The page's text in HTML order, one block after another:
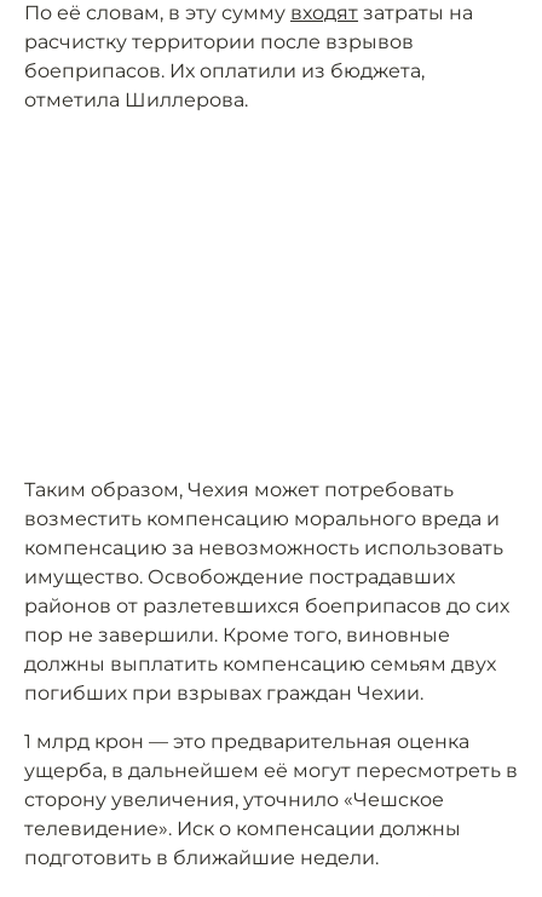
По её словам, в эту сумму входят затраты на
расчистку территории после взрывов
боеприпасов. Их оплатили из бюджета,
отметила Шиллерова.
Таким образом, Чехия может потребовать
возместить компенсацию морального вреда и
компенсацию за невозможность использовать
имущество. Освобождение пострадавших
районов от разлетевшихся боеприпасов до сих
пор не завершили. Кроме того, виновные
должны выплатить компенсацию семьям двух
погибших при взрывах граждан Чехии.
1 млрд крон — это предварительная оценка
ущерба, в дальнейшем её могут пересмотреть в
сторону увеличения, уточнило «Чешское
телевидение». Иск о компенсации должны
подготовить в ближайшие недели.